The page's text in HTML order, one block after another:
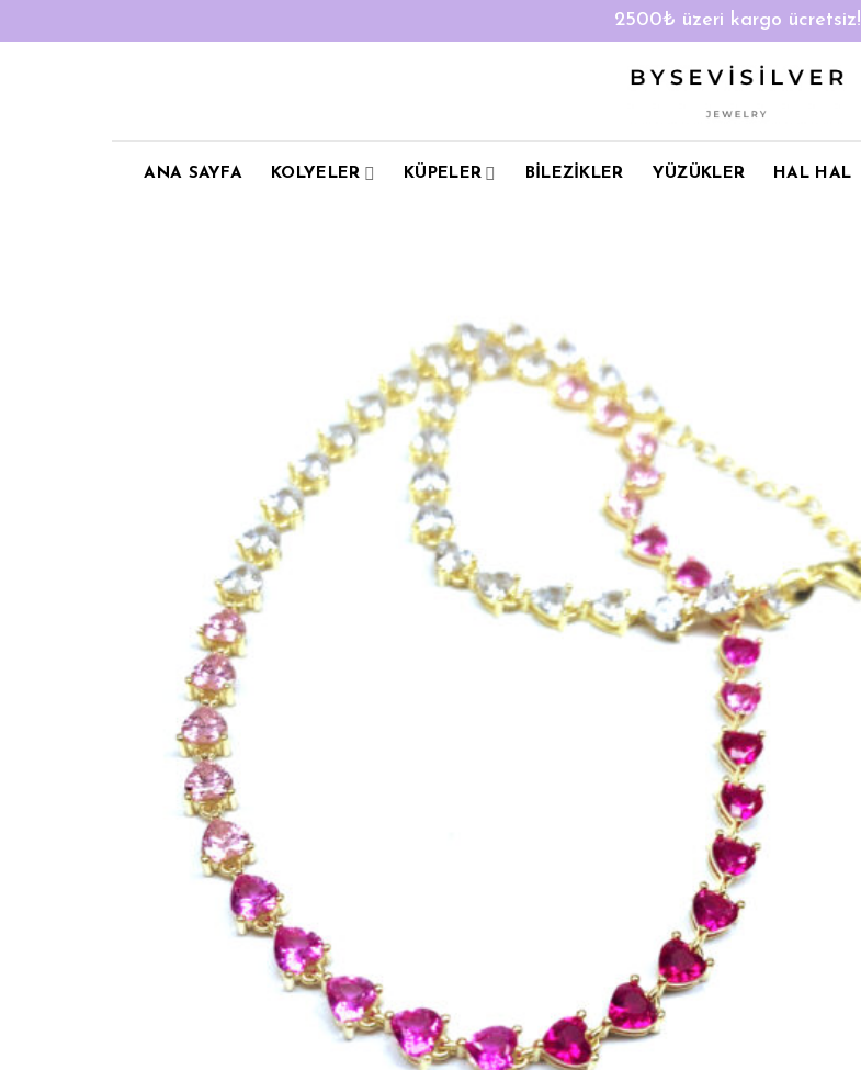
2500₺ üzeri kargo ücretsiz!
ANA SAYFA KOLYELER KÜPELER BİLEZİKLER YÜZÜKLER HAL HAL